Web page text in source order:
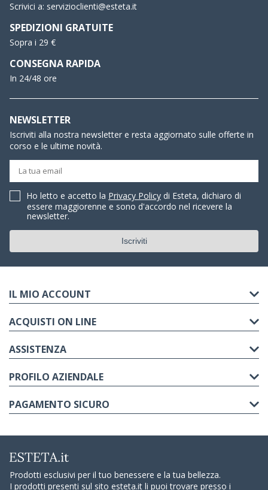
Scrivici a: servizioclienti@esteta.it
SPEDIZIONI GRATUITE
Sopra i 29 €
CONSEGNA RAPIDA
In 24/48 ore
NEWSLETTER
Iscriviti alla nostra newsletter e resta aggiornato sulle offerte in
corso e le ultime novità.
Ho letto e accetto la Privacy Policy di Esteta, dichiaro di
essere maggiorenne e sono d'accordo nel ricevere la
newsletter.
IL MIO ACCOUNT
ACQUISTI ON LINE
ASSISTENZA
PROFILO AZIENDALE
PAGAMENTO SICURO
Prodotti esclusivi per il tuo benessere e la tua bellezza.
I prodotti presenti sul sito esteta.it li puoi trovare presso i